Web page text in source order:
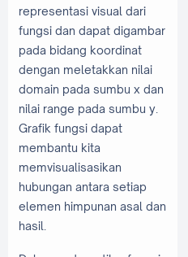
representasi visual dari
fungsi dan dapat digambar
pada bidang koordinat
dengan meletakkan nilai
domain pada sumbu x dan
nilai range pada sumbu y.
Grafik fungsi dapat
membantu kita
memvisualisasikan
hubungan antara setiap
elemen himpunan asal dan
hasil.